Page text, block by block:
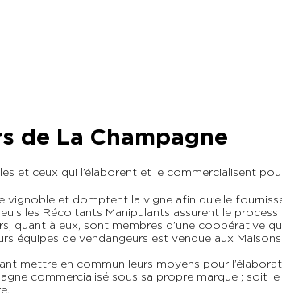
de La Champagne
et ceux qui l’élaborent et le commercialisent
et domptent la vigne afin qu’elle
les Récoltants Manipulants assurent le
quant à eux, sont membres d’une coopérative
équipes de vendangeurs est vendue aux
mettre en commun leurs moyens pour
commercialisé sous sa propre marque ; soit